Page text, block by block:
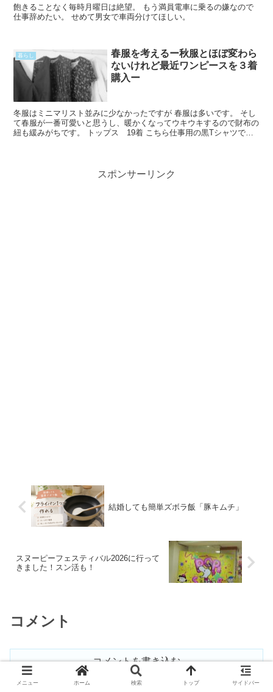
飽きることなく毎時月曜日は絶望。 もう満員電車に乗るの嫌なので
仕事辞めたい。 せめて男女で車両分けてほしい。
暮らし
春服を考えるー秋服とほぼ変わら
ないけれど最近ワンピースを３着
購入ー
冬服はミニマリスト並みに少なかったですが 春服は多いです。 そし
て春服が一番可愛いと思うし、暖かくなってウキウキするので財布の
紐も緩みがちです。 トップス 19着 こちら仕事用の黒Tシャツで
スポンサーリンク
結婚しても簡単ズボラ飯「豚キムチ」
スヌーピーフェスティバル2026に行って
きました！スン活も！
コメント
コメントを書き込む
メニュー ホーム 検索 トップ サイドバー